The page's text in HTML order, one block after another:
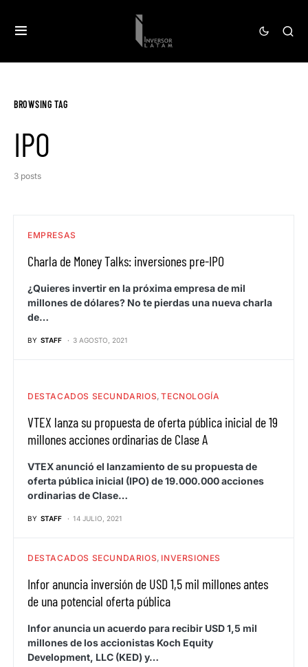
BROWSING TAG
IPO
3 posts
EMPRESAS
Charla de Money Talks: inversiones pre-IPO
¿Quieres invertir en la próxima empresa de mil
millones de dólares? No te pierdas una nueva charla
de…
BY STAFF 3 AGOSTO, 2021
DESTACADOS SECUNDARIOS TECNOLOGÍA
VTEX lanza su propuesta de oferta pública inicial de 19
millones acciones ordinarias de Clase A
VTEX anunció el lanzamiento de su propuesta de
oferta pública inicial (IPO) de 19.000.000 acciones
ordinarias de Clase…
BY STAFF 14 JULIO, 2021
DESTACADOS SECUNDARIOS INVERSIONES
Infor anuncia inversión de USD 1,5 mil millones antes
de una potencial oferta pública
Infor anuncia un acuerdo para recibir USD 1,5 mil
millones de los accionistas Koch Equity
Development, LLC (KED) y…